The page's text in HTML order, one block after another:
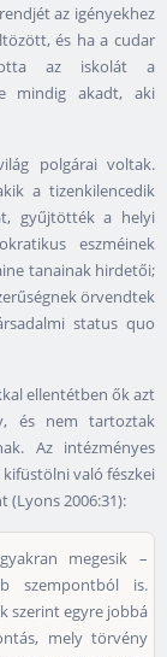
az igényekhez
és ha a cudar
az iskolát a
mindig akadt, aki
polgárai voltak.
a tizenkilencedik
gyűjtötték a helyi
eszméinek
tanainak hirdetői;
örvendtek
status quo
ellentétben ők azt
és nem tartoztak
Az intézményes
való fészkei
(Lyons 2006:31):
megesik –
szempontból is.
szerint egyre jobbá
mely törvény